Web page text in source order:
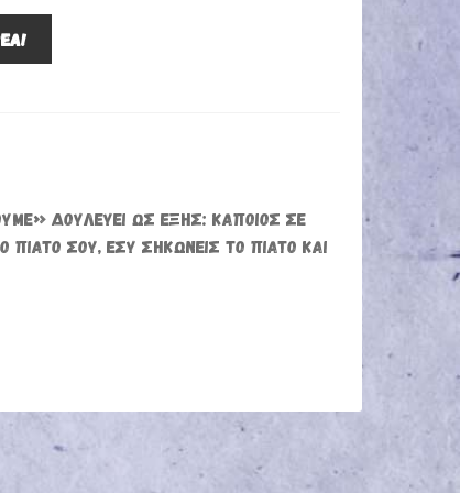
ΔΟΥΛΕΎΕΙ ΩΣ ΕΞΉΣ: ΚΆΠΟΙΟΣ ΣΕ
ΠΙΆΤΟ ΣΟΥ, ΕΣΎ ΣΗΚΏΝΕΙΣ ΤΟ ΠΙΆΤΟ ΚΑΙ